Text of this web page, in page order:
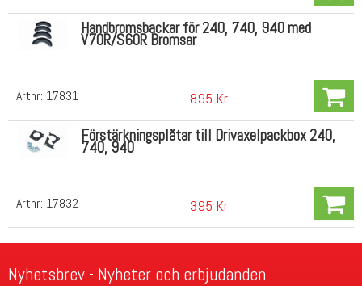
Artnr: 17831
Handbromsbackar för 240, 740, 940 med
V70R/S60R Bromsar
895 Kr
Artnr: 17832
Förstärkningsplåtar till Drivaxelpackbox 240,
740, 940
395 Kr
Nyhetsbrev - Nyheter och erbjudanden